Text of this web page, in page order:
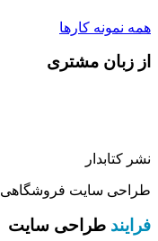
همه نمونه کار‌ها
از زبان مشتری
نشر کتابدار
طراحی سایت فروشگاهی
فرایند طراحی سایت